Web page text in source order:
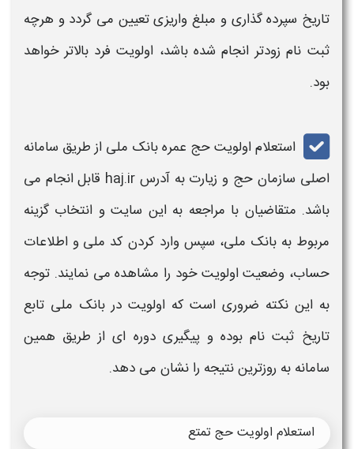
تاریخ سپرده گذاری و مبلغ واریزی تعیین می گردد و هرچه
ثبت نام زودتر انجام شده باشد، اولویت فرد بالاتر خواهد
بود.
استعلام اولویت حج عمره بانک ملی از طریق سامانه
اصلی سازمان حج و زیارت به آدرس haj.ir
قابل انجام می
باشد. متقاضیان با مراجعه به این سایت و انتخاب گزینه
مربوط به بانک ملی، سپس وارد کردن کد ملی و اطلاعات
حساب، وضعیت اولویت خود را مشاهده می نمایند. توجه
به این نکته ضروری است که اولویت در بانک ملی تابع
تاریخ ثبت نام بوده و پیگیری دوره ای از طریق همین
سامانه به روزترین نتیجه را نشان می دهد.
استعلام اولویت حج تمتع